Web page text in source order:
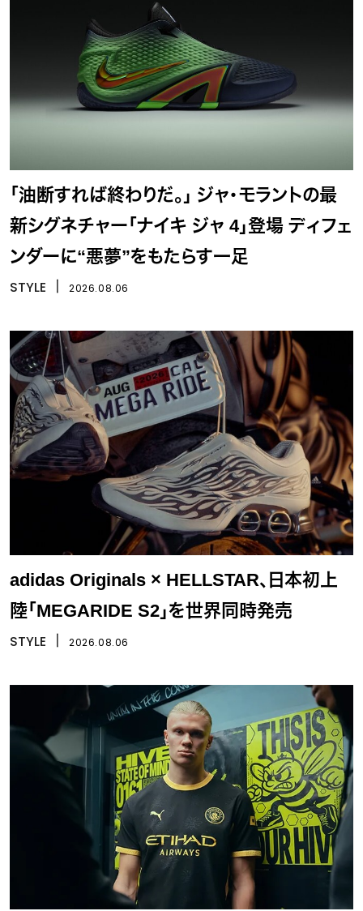
「油断すれば終わりだ。」 ジャ・モラントの最
新シグネチャー「ナイキ ジャ 4」登場 ディフェ
ンダーに“悪夢”をもたらす一足
STYLE 2026.08.06
adidas Originals × HELLSTAR、日本初上
陸「MEGARIDE S2」を世界同時発売
STYLE 2026.08.06